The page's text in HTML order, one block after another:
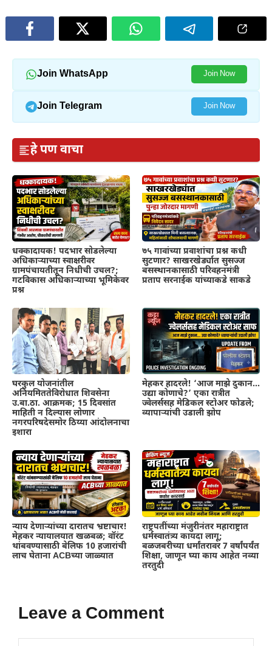
Join WhatsApp Join Now
Join Telegram Join Now
हे पण वाचा
धक्कादायक! पदभार सोडलेल्या
अधिकाऱ्याच्या स्वाक्षरीवर
ग्रामपंचायतीतून निधीची उचल?;
गटविकास अधिकाऱ्याच्या भूमिकेवर
प्रश्न
७५ गावांच्या प्रवाशांचा प्रश्न कधी
सुटणार? साखरखेर्ड्यात सुसज्ज
बसस्थानकासाठी परिवहनमंत्री
प्रताप सरनाईक यांच्याकडे साकडे
घरकुल योजनांतील
अनियमिततेविरोधात शिवसेना
उ.बा.ठा. आक्रमक; 15 दिवसांत
माहिती न दिल्यास लोणार
नगरपरिषदेसमोर ठिय्या आंदोलनाचा
इशारा
मेहकर हादरले! ‘आज माझे दुकान…
उद्या कोणाचे?’ एका रात्रीत
ज्वेलर्ससह मेडिकल स्टोअर फोडले;
व्यापाऱ्यांची उडाली झोप
न्याय देणाऱ्यांच्या दारातच भ्रष्टाचार!
मेहकर न्यायालयात खळबळ; वॉरंट
थांबवण्यासाठी बेलिफ 10 हजारांची
लाच घेताना ACBच्या जाळ्यात
राष्ट्रपतींच्या मंजुरीनंतर महाराष्ट्रात
धर्मस्वातंत्र्य कायदा लागू;
बळजबरीच्या धर्मांतरावर 7 वर्षांपर्यंत
शिक्षा, जाणून घ्या काय आहेत नव्या
तरतुदी
Leave a Comment